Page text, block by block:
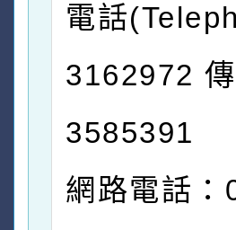
電話
3162972
3585391
網路電話